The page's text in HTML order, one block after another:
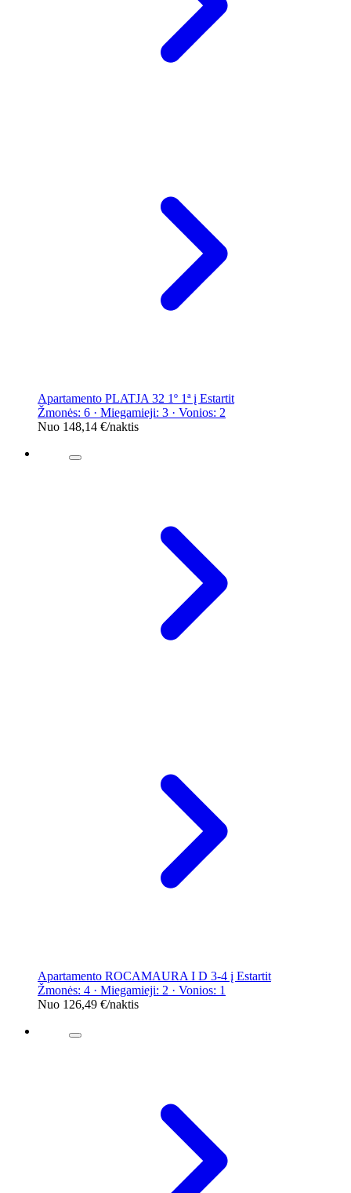
Apartamento PLATJA 32 1º 1ª į Estartit
Žmonės: 6 · Miegamieji: 3 · Vonios: 2
Nuo 148,14 €/naktis
Apartamento ROCAMAURA I D 3-4 į Estartit
Žmonės: 4 · Miegamieji: 2 · Vonios: 1
Nuo 126,49 €/naktis